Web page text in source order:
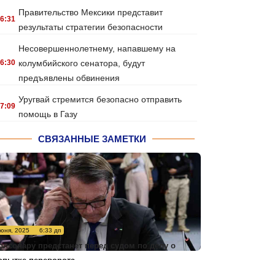
Правительство Мексики представит
результаты стратегии безопасности
Несовершеннолетнему, напавшему на
колумбийского сенатора, будут
предъявлены обвинения
Уругвай стремится безопасно отправить
помощь в Газу
СВЯЗАННЫЕ ЗАМЕТКИ
2025 6:33 дп
предстанет перед судом по делу о